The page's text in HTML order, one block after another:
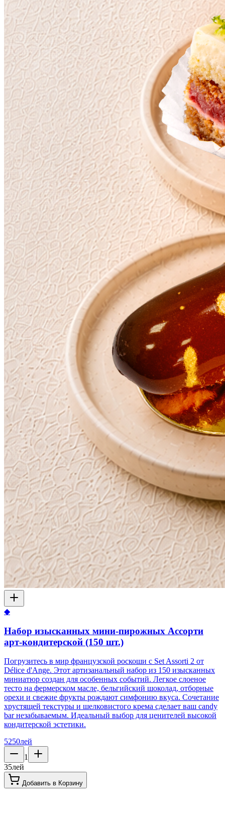
◆
Набор изысканных мини-пирожных Ассорти
арт-кондитерской (150 шт.)
Погрузитесь в мир французской роскоши с Set Assorti 2 от
Délice d'Ange. Этот артизанальный набор из 150 изысканных
миниатюр создан для особенных событий. Легкое слоеное
тесто на фермерском масле, бельгийский шоколад, отборные
орехи и свежие фрукты рождают симфонию вкуса. Сочетание
хрустящей текстуры и шелковистого крема сделает ваш candy
bar незабываемым. Идеальный выбор для ценителей высокой
кондитерской эстетики.
5250лей
1
35лей
Добавить в Корзину